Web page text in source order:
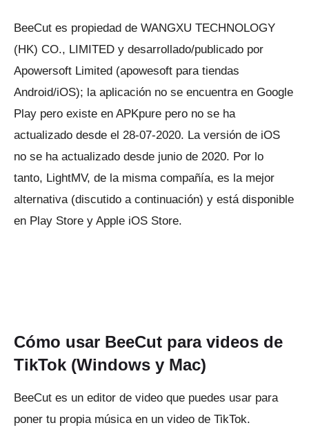
BeeCut es propiedad de WANGXU TECHNOLOGY
(HK) CO., LIMITED y desarrollado/publicado por
Apowersoft Limited (apowesoft para tiendas
Android/iOS); la aplicación no se encuentra en Google
Play pero existe en APKpure pero no se ha
actualizado desde el 28-07-2020. La versión de iOS
no se ha actualizado desde junio de 2020. Por lo
tanto, LightMV, de la misma compañía, es la mejor
alternativa (discutido a continuación) y está disponible
en Play Store y Apple iOS Store.
Cómo usar BeeCut para videos de
TikTok (Windows y Mac)
BeeCut es un editor de video que puedes usar para
poner tu propia música en un video de TikTok.